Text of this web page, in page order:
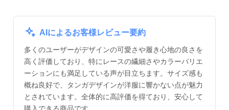
AIによるお客様レビュー要約
多くのユーザーがデザインの可愛さや履き心地の良さを
高く評価しており、特にレースの繊細さやカラーバリエ
ーションにも満足している声が目立ちます。サイズ感も
概ね良好で、タンガデザインが洋服に響かない点が魅力
とされています。全体的に高評価を得ており、安心して
購入できる商品です。